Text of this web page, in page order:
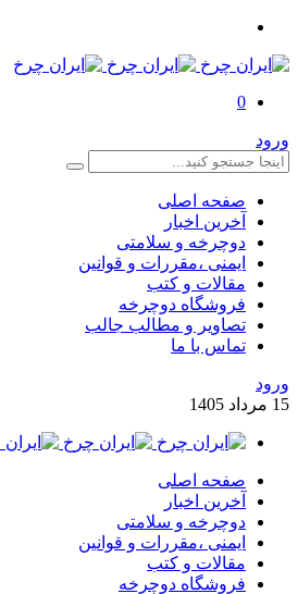
0
ورود
صفحه اصلی
آخرین اخبار
دوچرخه و سلامتی
ایمنی ،مقررات و قوانین
مقالات و کتب
فروشگاه دوچرخه
تصاویر و مطالب جالب
تماس با ما
ورود
15 مرداد 1405
صفحه اصلی
آخرین اخبار
دوچرخه و سلامتی
ایمنی ،مقررات و قوانین
مقالات و کتب
فروشگاه دوچرخه